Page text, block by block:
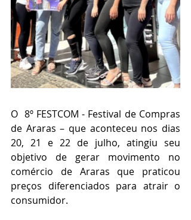
O  8º FESTCOM - Festival de Compras
de Araras – que aconteceu nos dias
20, 21 e 22 de julho, atingiu seu
objetivo de gerar movimento no
comércio de Araras que praticou
preços diferenciados para atrair o
consumidor.